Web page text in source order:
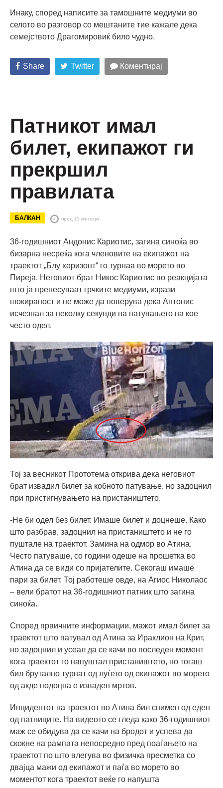
Инаку, според написите за тамошните медиуми во
селото во разговор со мештаните тие кажале дека
семејството Драгомировиќ било чудно.
Share Twitter Коментирај
Патникот имал
билет, екипажот ги
прекршил
правилата
БАЛКАН пред 11 месеци
36-годишниот Андонис Кариотис, загина синоќа во
бизарна несреќа кога членовите на екипажот на
траектот „Блу хоризонт“ го турнаа во морето во
Пиреја. Неговиот брат Никос Кариотис во реакцијата
што ја пренесуваат грчките медиуми, изрази
шокираност и не може да поверува дека Антонис
исчезнал за неколку секунди на патувањето на кое
често одел.
Тој за весникот Прототема открива дека неговиот
брат извадил билет за кобното патување, но задоцнил
при пристигнувањето на пристаништето.
-Не би одел без билет. Имаше билет и доцнеше. Како
што разбрав, задоцнил на пристаништето и не го
пуштале на траектот. Замина на одмор во Атина.
Често патуваше, со години одеше на прошетка во
Атина да се ​​види со пријателите. Секогаш имаше
пари за билет. Тој работеше овде, на Агиос Николаос
– вели братот на 36-годишниот патник што загина
синоќа.
Според првичните информации, мажот имал билет за
траектот што патувал од Атина за Ираклион на Крит,
но задоцнил и усеал да се качи во последен момент
кога траектот го напуштал пристаништето, но тогаш
бил брутално турнат од луѓето од екипажот во морето
од акде подоцна е изваден мртов.
Инцидентот на траектот во Атина бил снимен од еден
од патниците. На видеото се гледа како 36-годишниот
маж се обидува да се качи на бродот и успева да
скокне на рампата непосредно пред поаѓањето на
траектот по што влегува во физичка пресметка со
двајца мажи од екипажот и паѓа во морето во
моментот кога траектот веќе го напушта